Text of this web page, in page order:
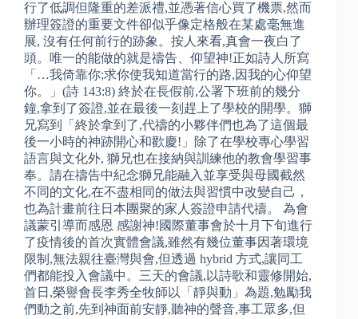
行了低調但隆重的差派禮,並憑著信心買了機票,然而
辦理簽證的重要文件卻似乎像定格般在某處毫無進
展, 沒有任何前行的跡象。按人來看,真會一夜白了
頭。唯一的能做的就是禱告、仰望神!正如詩人所寫
「…我倚靠你;求你使我知道當行的路,因我的心仰望
你。」(詩 143:8) 終於在長假前,公署下班前的幾分
鐘,拿到了簽證,並在最後一刻趕上了學校的開學。獅
兄寫到「終於拿到了,代禱的小夥伴們也為了這個最
後一小時的神跡開心和歡慶!」除了在學校專心學習
語言與文化外, 獅兄也在接納與訓練他的教會學習事
奉。請在禱告中紀念獅兄能融入並享受與母國截然
不同的文化,在不盡相同的做法與習慣中改變自己，
也為計畫前往日本團聚的家人簽證申請代禱。 為會
議蒙引導而感恩 感謝神!國際董事會於十月下旬進行
了疫情後的首次實體會議,雖然有幾位董事因著環境
限制,無法親往臺灣與會,但透過 hybrid 方式,讓同工
們都能投入會議中。三天的會議,以詩歌和靈修開始,
首日,榮譽會長李秀全牧師以「靜與動」為題,勉勵我
們動之前,先到神面前安靜,聽神的聲音,事工眾多,但